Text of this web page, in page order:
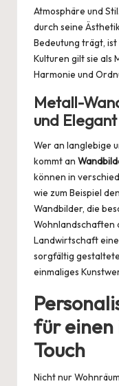
Atmosphäre und
durch seine
Bedeutung trägt, ist
Kulturen gilt sie als
Harmonie und
Metall-
und Elegant
Wer an langlebige
kommt an
können in
wie zum Beispiel
Wandbilder, die
Wohnlandschaften
Landwirtschaft
sorgfältig
einmaliges
für einen
Touch
Nicht nur